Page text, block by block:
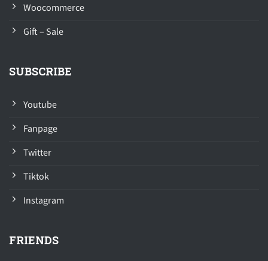
Woocommerce
Gift – Sale
SUBSCRIBE
Youtube
Fanpage
Twitter
Tiktok
Instagram
FRIENDS